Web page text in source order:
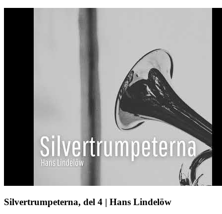
Silvertrumpeterna, del 4 | Hans Lindelöw